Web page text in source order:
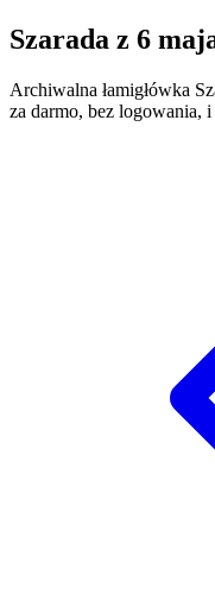
Szarada z 6
Archiwalna łamigłówka
za darmo, bez logowania,